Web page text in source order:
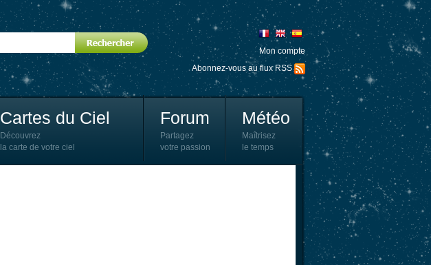
Mon compte
Abonnez-vous au flux RSS
Cartes du Ciel
Découvrez
la carte de votre ciel
Forum
Partagez
votre passion
Météo
Maîtrisez
le temps